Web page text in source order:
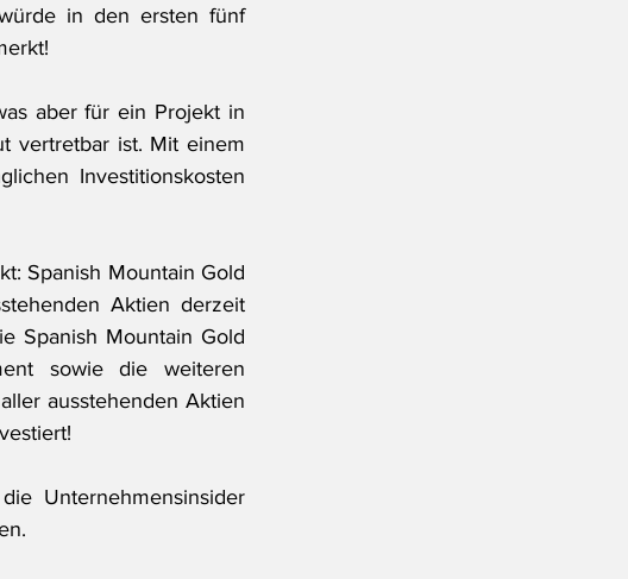
in den ersten fünf
aber für ein Projekt in
vertretbar ist. Mit einem
Investitionskosten
Spanish Mountain Gold
Aktien derzeit
Spanish Mountain Gold
sowie die weiteren
ausstehenden Aktien
Unternehmensinsider